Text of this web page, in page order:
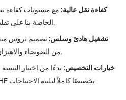
كفاءة نقل عالية:
الخاصة بنا على تقليل استهلاك الطاقة وتوليد الحرارة.
تشغيل هادئ وسلس: تصميم تروس
من الضوضاء والاهتزاز، مناسب لبيئات الأتمتة الحساسة.
خيارات التخصيص: بدءًا من اختيار